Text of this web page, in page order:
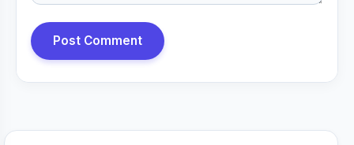
Post Comment